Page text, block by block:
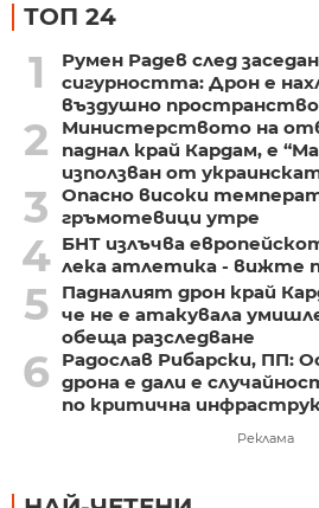
ТОП 24
1
Румен Радев след
сигурността: Дрон е
въздушно пространство
2
Министерството на
паднал край Кардам, е
използван от
3
Опасно високи
гръмотевици утре
4 БНТ излъчва
лека атлетика - вижте
5
Падналият дрон край
че не е атакувала
обеща разследване
6
Радослав Рибарски, ПП:
дрона е дали е
по критична
Реклама